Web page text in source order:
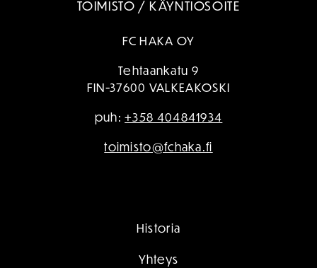
TOIMISTO / KÄYNTIOSOITE
FC HAKA OY
Tehtaankatu 9
FIN-37600 VALKEAKOSKI
puh:+358 404841934
toimisto@fchaka.fi
Historia
Yhteys